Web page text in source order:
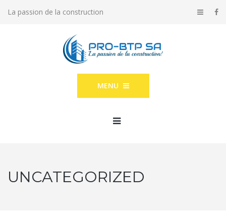
La passion de la construction
MENU
UNCATEGORIZED